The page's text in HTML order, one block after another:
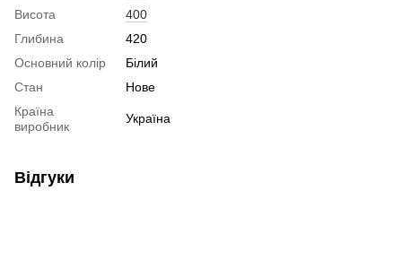
Висота
400
Глибина
420
Основний колір
Білий
Стан
Нове
Країна
виробник
Україна
Відгуки